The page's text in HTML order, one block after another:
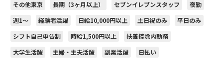
その他東京 長期（3ヶ月以上） セブンイレブンスタッフ
夜勤
週1～
経験者活躍 日給10,000円以上 土日祝のみ
平日のみ
シフト自己申告制
時給1,500円以上
扶養控除内勤務
大学生活躍
主婦・主夫活躍 副業活躍 日払い